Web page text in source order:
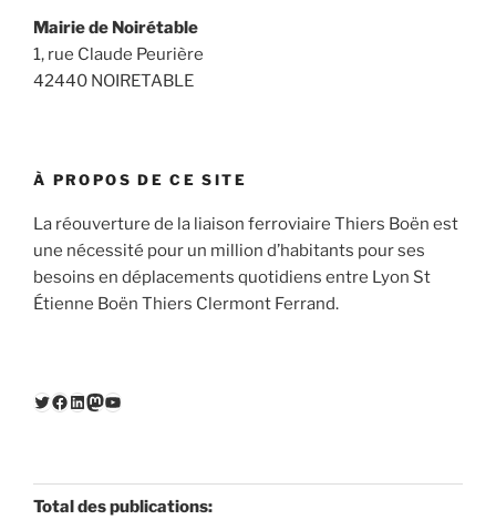
Mairie de Noirétable
1, rue Claude Peurière
42440 NOIRETABLE
À PROPOS DE CE SITE
La réouverture de la liaison ferroviaire Thiers Boën est
une nécessité pour un million d’habitants pour ses
besoins en déplacements quotidiens entre Lyon St
Étienne Boën Thiers Clermont Ferrand.
Twitter
Facebook
LinkedIn
Mastodon
YouTube
Total des publications: